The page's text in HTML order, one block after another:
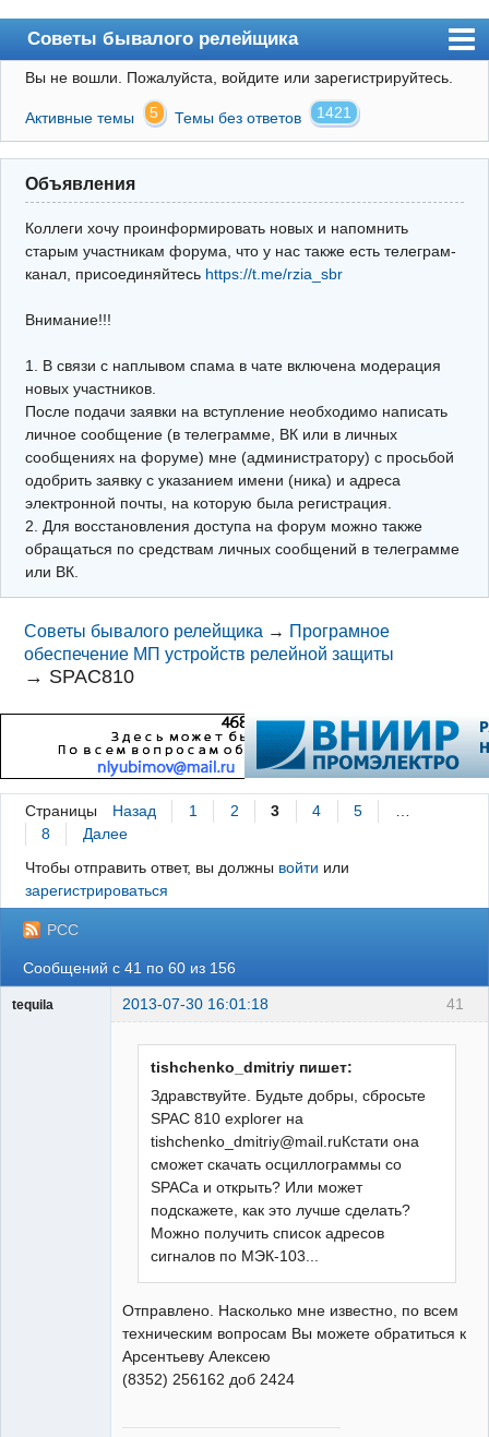
Советы бывалого релейщика
Форум
Правила
Поиск
Регистрация
Архив
Почта
Поиск релейщика
Видео РЗиА
Фотохостинг
Телеграм
Вы не вошли. Пожалуйста, войдите или зарегистрируйтесь.
Активные темы 5 Темы без ответов 1421
Объявления
Коллеги хочу проинформировать новых и напомнить
старым участникам форума, что у нас также есть телеграм-
канал, присоединяйтесь https://t.me/rzia_sbr
Внимание!!!
1. В связи с наплывом спама в чате включена модерация
новых участников.
После подачи заявки на вступление необходимо написать
личное сообщение (в телеграмме, ВК или в личных
сообщениях на форуме) мне (администратору) с просьбой
одобрить заявку с указанием имени (ника) и адреса
электронной почты, на которую была регистрация.
2. Для восстановления доступа на форум можно также
обращаться по средствам личных сообщений в телеграмме
или ВК.
Советы бывалого релейщика → Програмное
обеспечение МП устройств релейной защиты
→ SPAC810
Страницы Назад 1 2 3 4 5
…
8
Далее
Чтобы отправить ответ, вы должны войти или
зарегистрироваться
РСС
Сообщений с 41 по 60 из 156
41
tequila 2013-07-30 16:01:18
tishchenko_dmitriy пишет:
Здравствуйте. Будьте добры, сбросьте
SPAC 810 explorer на
tishchenko_dmitriy@mail.ruКстати она
сможет скачать осциллограммы со
SPACa и открыть? Или может
подскажете, как это лучше сделать?
Можно получить список адресов
сигналов по МЭК-103...
Отправлено. Насколько мне известно, по всем
техническим вопросам Вы можете обратиться к
Арсентьеву Алексею
(8352) 256162 доб 2424